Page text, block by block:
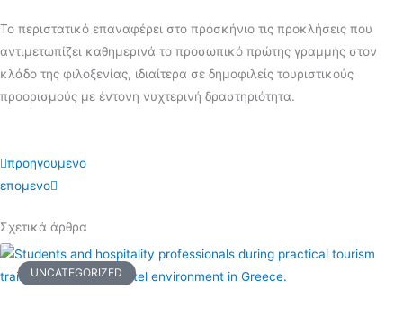
Το περιστατικό επαναφέρει στο προσκήνιο τις προκλήσεις που
αντιμετωπίζει καθημερινά το προσωπικό πρώτης γραμμής στον
κλάδο της φιλοξενίας, ιδιαίτερα σε δημοφιλείς τουριστικούς
προορισμούς με έντονη νυχτερινή δραστηριότητα.
Prev
προηγουμενο
επομενο
Next
Σχετικά άρθρα
UNCATEGORIZED